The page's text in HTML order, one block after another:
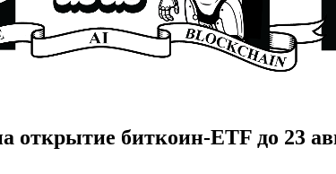
открытие биткоин-ETF до 23